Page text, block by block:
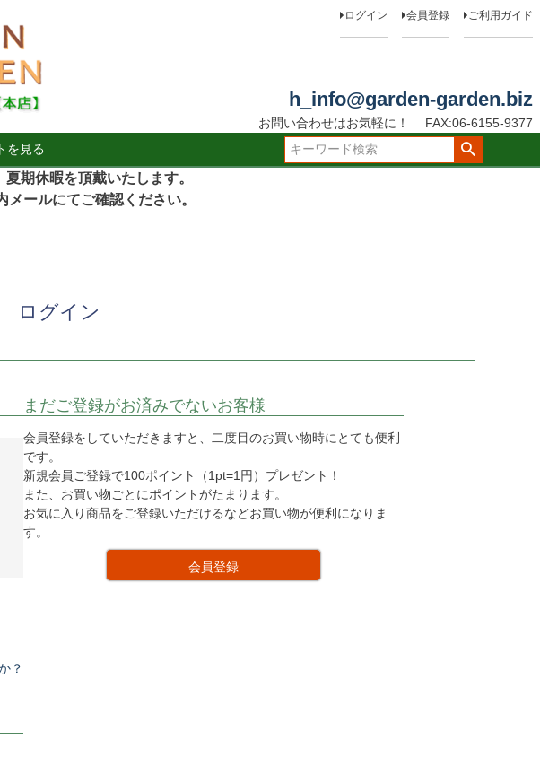
ログイン 会員登録 ご利用ガイド
h_info@garden-garden.biz
お問い合わせはお気軽に！
FAX:06-6155-9377
を見る
検索
期休暇を頂戴いたします。
ルにてご確認ください。
ログイン
？
まだご登録がお済みでないお客様
会員登録をしていただきますと、二度目のお買い物時にとても便利
です。
新規会員ご登録で100ポイント（1pt=1円）プレゼント！
また、お買い物ごとにポイントがたまります。
お気に入り商品をご登録いただけるなどお買い物が便利になりま
す。
会員登録